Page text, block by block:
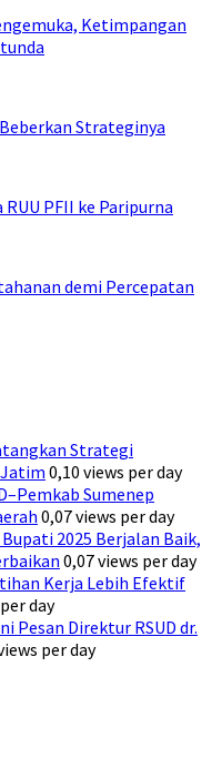
Ketimpangan
Strateginya
PFII ke Paripurna
demi Percepatan
Strategi
0,10 views per day
Sumenep
0,07 views per day
Bupati 2025 Berjalan Baik,
0,07 views per day
Kerja Lebih Efektif
day
Pesan Direktur RSUD dr.
per day